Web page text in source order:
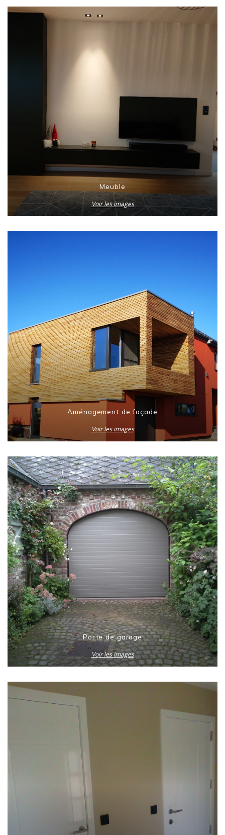
Meuble
Voir les images
Aménagement de façade
Voir les images
Porte de garage
Voir les images